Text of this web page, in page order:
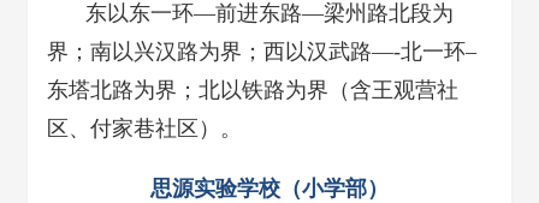
东以东一环—前进东路—梁州路北段为
界；南以兴汉路为界；西以汉武路—-北一环–
东塔北路为界；北以铁路为界（含王观营社
区、付家巷社区）。
思源实验学校（小学部）